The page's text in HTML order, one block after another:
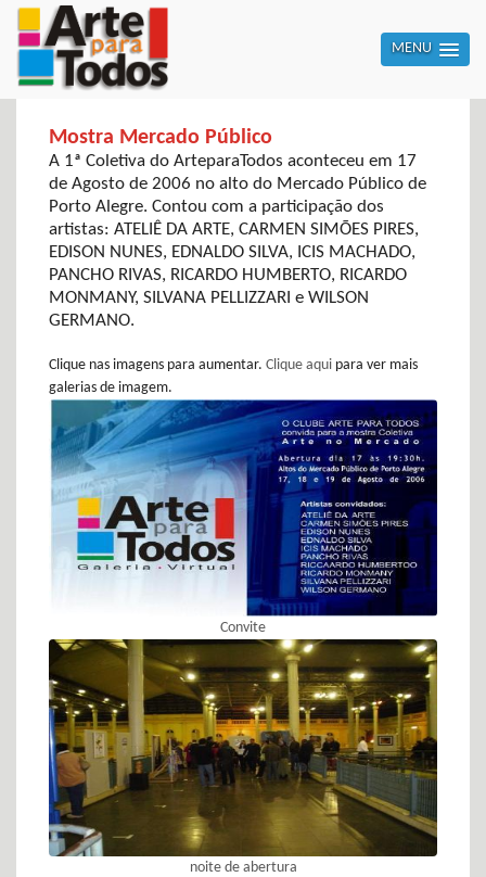
MENU
Mostra Mercado Público
A 1ª Coletiva do ArteparaTodos aconteceu em 17
de Agosto de 2006 no alto do Mercado Público de
Porto Alegre. Contou com a participação dos
artistas: ATELIÊ DA ARTE, CARMEN SIMÕES PIRES,
EDISON NUNES, EDNALDO SILVA, ICIS MACHADO,
PANCHO RIVAS, RICARDO HUMBERTO, RICARDO
MONMANY, SILVANA PELLIZZARI e WILSON
GERMANO.
Clique nas imagens para aumentar. Clique aqui para ver mais
galerias de imagem.
Convite
noite de abertura